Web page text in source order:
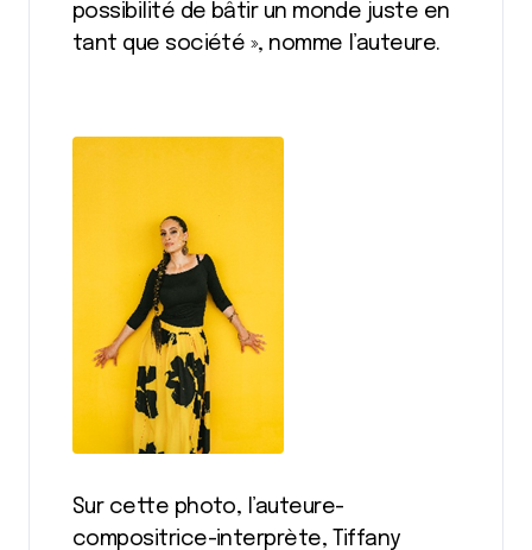
possibilité de bâtir un monde juste en
tant que société », nomme l’auteure.
Sur cette photo, l’auteure-
compositrice-interprète, Tiffany